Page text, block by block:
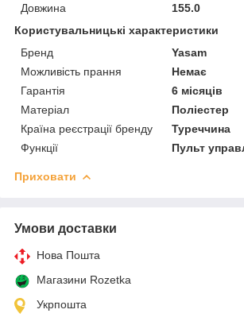
Довжина
155.0
Користувальницькі характеристики
Бренд
Yasam
Можливість прання
Немає
Гарантія
6 місяців
Матеріал
Поліестер
Країна реєстрації бренду
Туреччина
Функції
Пульт
Приховати
Умови доставки
Нова Пошта
Магазини Rozetka
Укрпошта